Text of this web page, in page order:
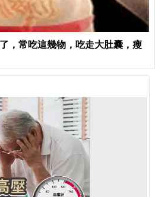
，常吃這幾物，吃走大肚囊，瘦